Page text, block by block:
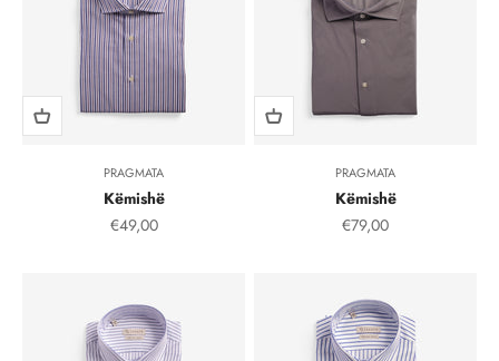
PRAGMATA
Këmishë
Çmimi i shitjes, çmimi i shitjeve
€49,00
PRAGMATA
Këmishë
Çmimi i shitjes, çmimi
€79,00